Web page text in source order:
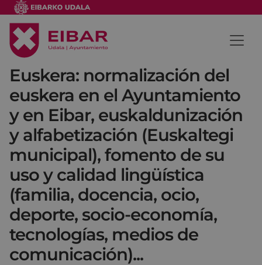
Euskera: normalización del
euskera en el Ayuntamiento
y en Eibar, euskaldunización
y alfabetización (Euskaltegi
municipal), fomento de su
uso y calidad lingüística
(familia, docencia, ocio,
deporte, socio-economía,
tecnologías, medios de
comunicación)...